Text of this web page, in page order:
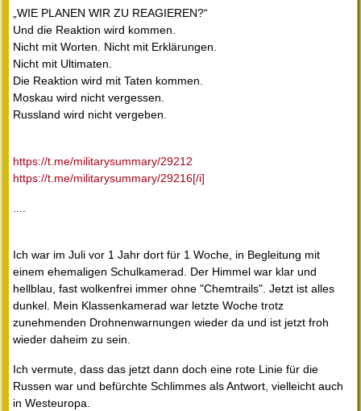
„WIE PLANEN WIR ZU REAGIEREN?“
Und die Reaktion wird kommen.
Nicht mit Worten. Nicht mit Erklärungen.
Nicht mit Ultimaten.
Die Reaktion wird mit Taten kommen.
Moskau wird nicht vergessen.
Russland wird nicht vergeben.
https://t.me/militarysummary/29212
https://t.me/militarysummary/29216[/i]
....
Ich war im Juli vor 1 Jahr dort für 1 Woche, in Begleitung mit
einem ehemaligen Schulkamerad. Der Himmel war klar und
hellblau, fast wolkenfrei immer ohne "Chemtrails". Jetzt ist alles
dunkel. Mein Klassenkamerad war letzte Woche trotz
zunehmenden Drohnenwarnungen wieder da und ist jetzt froh
wieder daheim zu sein.
Ich vermute, dass das jetzt dann doch eine rote Linie für die
Russen war und befürchte Schlimmes als Antwort, vielleicht auch
in Westeuropa.